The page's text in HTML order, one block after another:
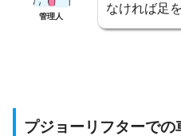
管理人
なければ足
プジョーリフターで